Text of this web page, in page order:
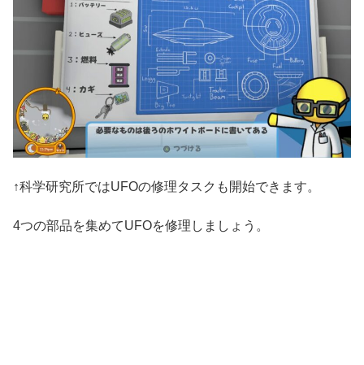
↑科学研究所ではUFOの修理タスクも開始できます。
4つの部品を集めてUFOを修理しましょう。